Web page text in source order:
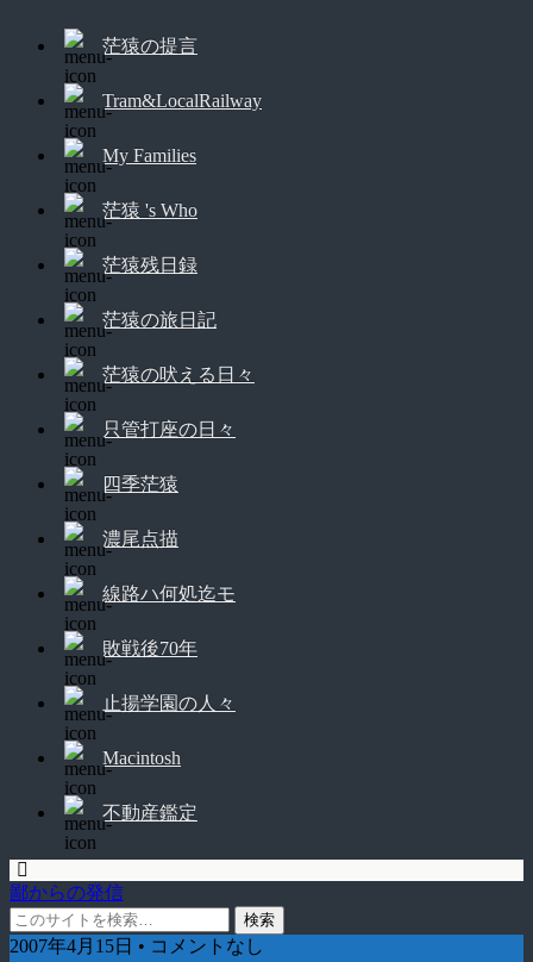
茫猿の提言
Tram&LocalRailway
My Families
茫猿 's Who
茫猿残日録
茫猿の旅日記
茫猿の吠える日々
只管打座の日々
四季茫猿
濃尾点描
線路ハ何処迄モ
敗戦後70年
止揚学園の人々
Macintosh
不動産鑑定
鄙からの発信
2007年4月15日 • コメントなし